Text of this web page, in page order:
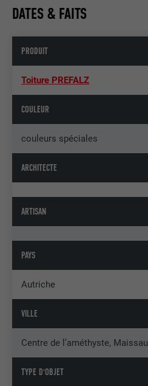
DATES & FAITS
PRODUIT
Toiture PREFALZ
COULEUR
couleurs spéciales
ARCHITECTE
ARTISAN
PAYS
Autriche
VILLE
Centre de l’améthyste, Maissau
TYPE D'OBJET